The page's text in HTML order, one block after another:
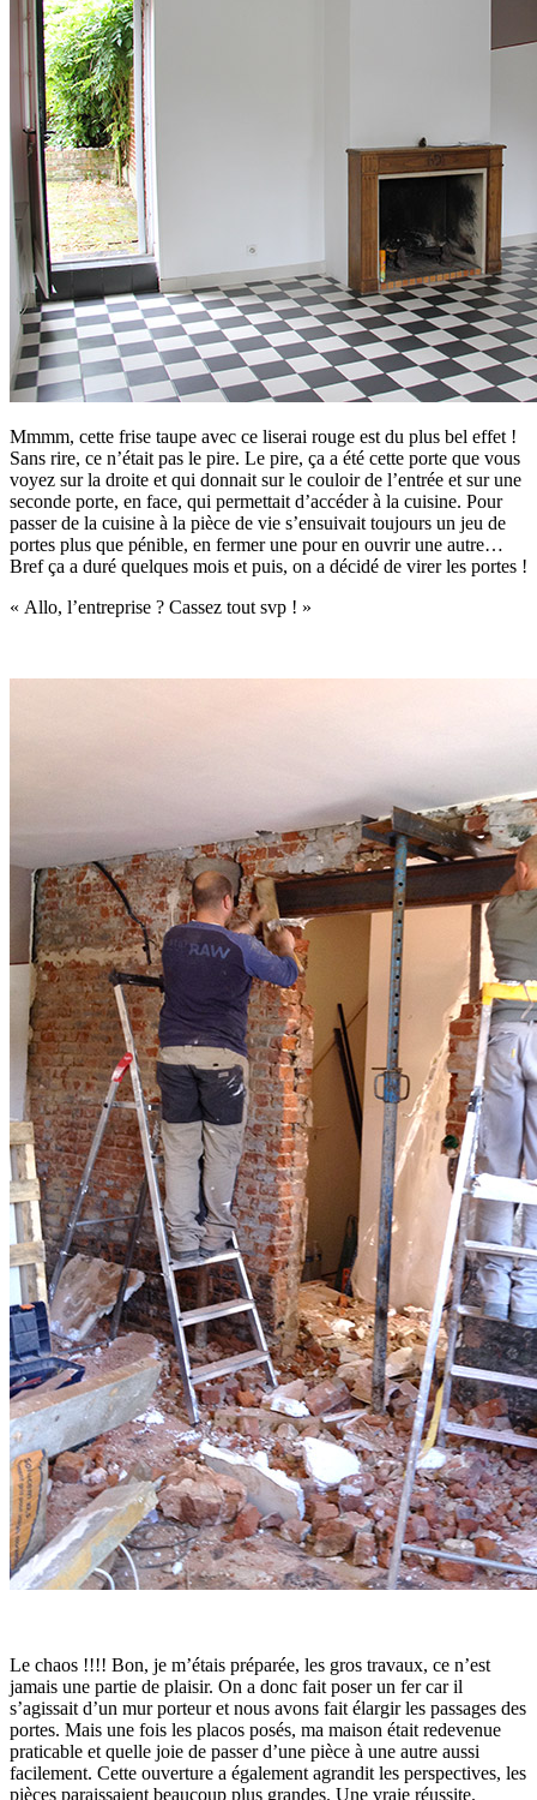
Mmmm, cette frise taupe avec ce liserai rouge est du plus bel effet !
Sans rire, ce n’était pas le pire. Le pire, ça a été cette porte que vous
voyez sur la droite et qui donnait sur le couloir de l’entrée et sur une
seconde porte, en face, qui permettait d’accéder à la cuisine. Pour
passer de la cuisine à la pièce de vie s’ensuivait toujours un jeu de
portes plus que pénible, en fermer une pour en ouvrir une autre…
Bref ça a duré quelques mois et puis, on a décidé de virer les portes !
« Allo, l’entreprise ? Cassez tout svp ! »
Le chaos !!!! Bon, je m’étais préparée, les gros travaux, ce n’est
jamais une partie de plaisir. On a donc fait poser un fer car il
s’agissait d’un mur porteur et nous avons fait élargir les passages des
portes. Mais une fois les placos posés, ma maison était redevenue
praticable et quelle joie de passer d’une pièce à une autre aussi
facilement. Cette ouverture a également agrandit les perspectives, les
pièces paraissaient beaucoup plus grandes. Une vraie réussite.